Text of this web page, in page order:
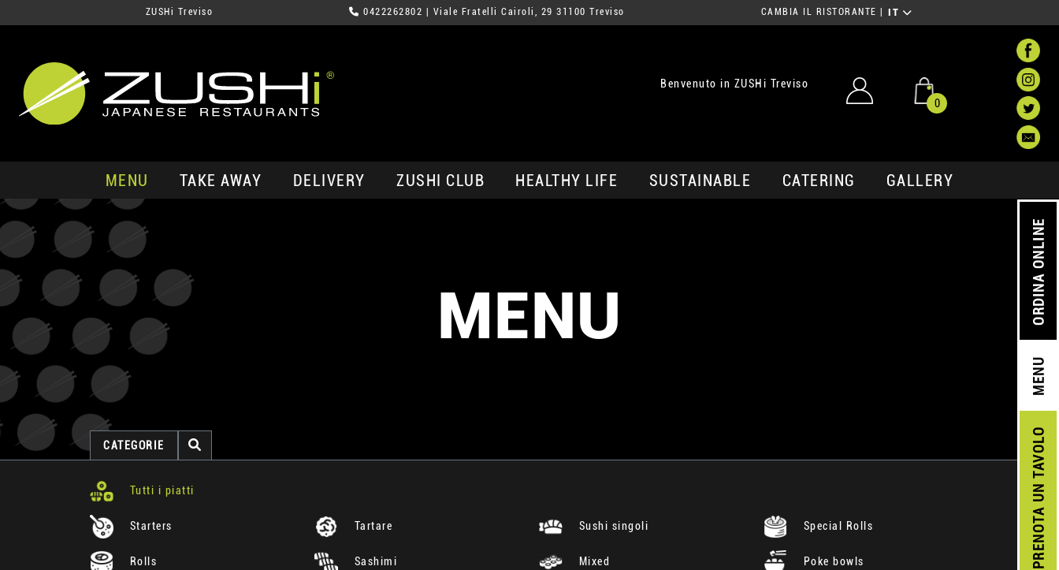
ZUSHi Treviso 0422262802 | Viale Fratelli Cairoli, 29 31100 Treviso CAMBIA IL RISTORANTE IT
Benvenuto in ZUSHi Treviso
0
MENU TAKE AWAY DELIVERY ZUSHI CLUB HEALTHY LIFE SUSTAINABLE CATERING GALLERY
PRENOTA
UN TAVOLO
MENU
ORDINA ONLINE
MENU
CATEGORIE
Tutti i piatti
Starters Tartare Sushi singoli Special Rolls
Rolls Sashimi Mixed Poke bowls